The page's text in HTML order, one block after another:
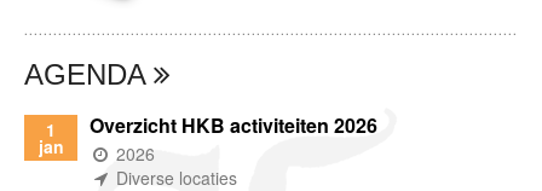
AGENDA
1
jan
Overzicht HKB activiteiten 2026
(wanneer)
2026
(waar)
Diverse locaties